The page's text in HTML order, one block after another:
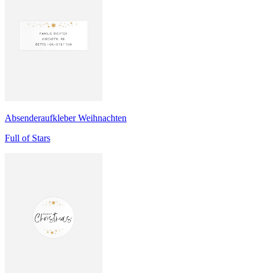
Absenderaufkleber Weihnachten
Full of Stars